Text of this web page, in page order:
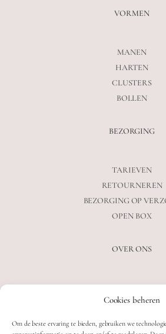
Cookies beheren
Om de beste ervaring te bieden, gebruiken we
VORMEN
MANEN
HARTEN
CLUSTERS
BOLLEN
BEZORGING
TARIEVEN
RETOURNEREN
BEZORGING OP
OPEN BOX
OVER ONS
VEELGESTELDE
OVER ONS